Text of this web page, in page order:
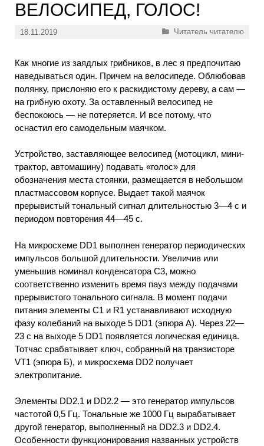
ВЕЛОСИПЕД, ГОЛОС!
18.11.2019 Рубрики
Читатель читателю
Как многие из заядлых грибников, в лес я предпочитаю
наведываться один. Причем на велосипеде. Облюбовав
полянку, прислоняю его к раскидистому дереву, а сам —
на грибную охоту. За оставленный велосипед не
беспокоюсь — не потеряется. И все потому, что
оснастил его самодельным маячком.
Устройство, заставляющее велосипед (мотоцикл, мини-
трактор, автомашину) подавать «голос» для
обозначения места стоянки, размещается в небольшом
пластмассовом корпусе. Выдает такой маячок
прерывистый тональный сигнал длительностью 3—4 с и
периодом повторения 44—45 с.
На микросхеме DD1 выполнен генератор периодических
импульсов большой длительности. Увеличив или
уменьшив номинал конденсатора С3, можно
соответственно изменить время пауз между подачами
прерывистого тонального сигнала. В момент подачи
питания элементы С1 и R1 устанавливают исходную
фазу колебаний на выходе 5 DD1 (эпюра А). Через 22—
23 с на выходе 5 DD1 появляется логическая единица.
Тотчас срабатывает ключ, собранный на транзисторе
VT1 (эпюра Б), и микросхема DD2 получает
электропитание.
Элементы DD2.1 и DD2.2 — это генератор импульсов
частотой 0,5 Гц. Тональные же 1000 Гц вырабатывает
другой генератор, выполненный на DD2.3 и DD2.4.
Особенности функционирования названных устройств